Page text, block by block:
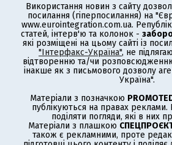
Використання новин з сайту
посилання (гіперпосилання) на
www.eurointegration.com.ua.
статей, інтерв'ю та колонок -
які розміщені на цьому сайті із
"Інтерфакс-Україна", не
відтворенню та/чи
інакше як з письмового дозволу
Україна".
Матеріали з позначкою
публікуються на правах
поділяти погляди, які в них
Матеріали з плашкою
також є рекламними, проте